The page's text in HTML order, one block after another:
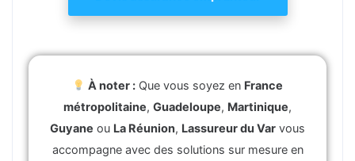
À noter : Que vous soyez en France
métropolitaine, Guadeloupe, Martinique,
Guyane ou La Réunion, Lassureur du Var vous
accompagne avec des solutions sur mesure en